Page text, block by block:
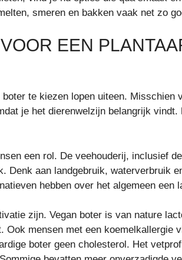
smeren en bakken vaak net zo
EEN
te kiezen lopen uiteen. Misschien
je het dierenwelzijn belangrijk
een rol. De veehouderij, inclusief
Denk aan landgebruik, waterverbruik
hebben over het algemeen een
zijn. Vegan boter is van nature
Ook mensen met een koemelkallergie
boter geen cholesterol. Het